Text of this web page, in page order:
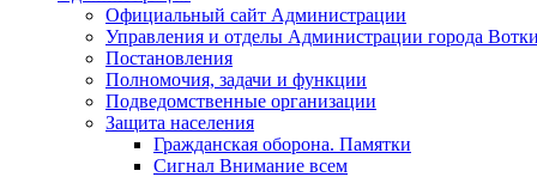
Официальный сайт Администрации
Управления и отделы Администрации города
Постановления
Полномочия, задачи и функции
Подведомственные организации
Защита населения
Гражданская оборона. Памятки
Сигнал Внимание всем